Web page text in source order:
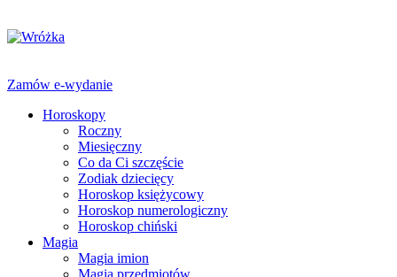
Zamów e-wydanie
Horoskopy
Roczny
Miesięczny
Co da Ci szczęście
Zodiak dziecięcy
Horoskop księżycowy
Horoskop numerologiczny
Horoskop chiński
Magia
Magia imion
Magia przedmiotów